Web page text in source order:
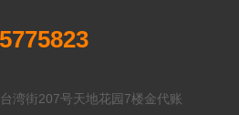
湾街207号天地花园7楼金代账